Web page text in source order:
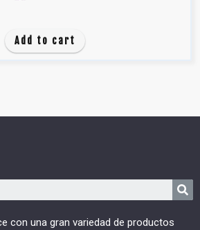
Add to cart
con una gran variedad de productos